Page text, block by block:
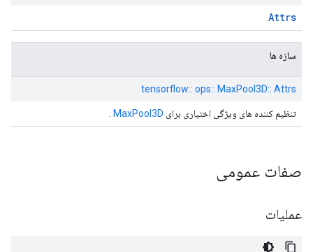
Attrs
سازه ها
tensorflow:: ops:: MaxPool3D:: Attrs
تنظیم کننده های ویژگی اختیاری برای MaxPool3D
صفات عمومی
عملیات